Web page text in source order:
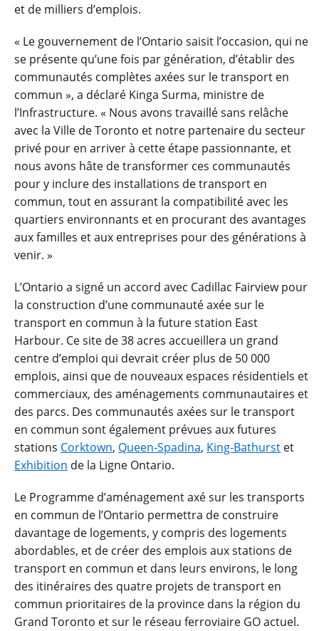
et de milliers d’emplois.
« Le gouvernement de l’Ontario saisit l’occasion, qui ne
se présente qu’une fois par génération, d’établir des
communautés complètes axées sur le transport en
commun », a déclaré Kinga Surma, ministre de
l’Infrastructure. « Nous avons travaillé sans relâche
avec la Ville de Toronto et notre partenaire du secteur
privé pour en arriver à cette étape passionnante, et
nous avons hâte de transformer ces communautés
pour y inclure des installations de transport en
commun, tout en assurant la compatibilité avec les
quartiers environnants et en procurant des avantages
aux familles et aux entreprises pour des générations à
venir. »
L’Ontario a signé un accord avec Cadillac Fairview pour
la construction d’une communauté axée sur le
transport en commun à la future station East
Harbour. Ce site de 38 acres accueillera un grand
centre d’emploi qui devrait créer plus de 50 000
emplois, ainsi que de nouveaux espaces résidentiels et
commerciaux, des aménagements communautaires et
des parcs. Des communautés axées sur le transport
en commun sont également prévues aux futures
stations Corktown, Queen-Spadina, King-Bathurst et
Exhibition de la Ligne Ontario.
Le Programme d’aménagement axé sur les transports
en commun de l’Ontario permettra de construire
davantage de logements, y compris des logements
abordables, et de créer des emplois aux stations de
transport en commun et dans leurs environs, le long
des itinéraires des quatre projets de transport en
commun prioritaires de la province dans la région du
Grand Toronto et sur le réseau ferroviaire GO actuel.